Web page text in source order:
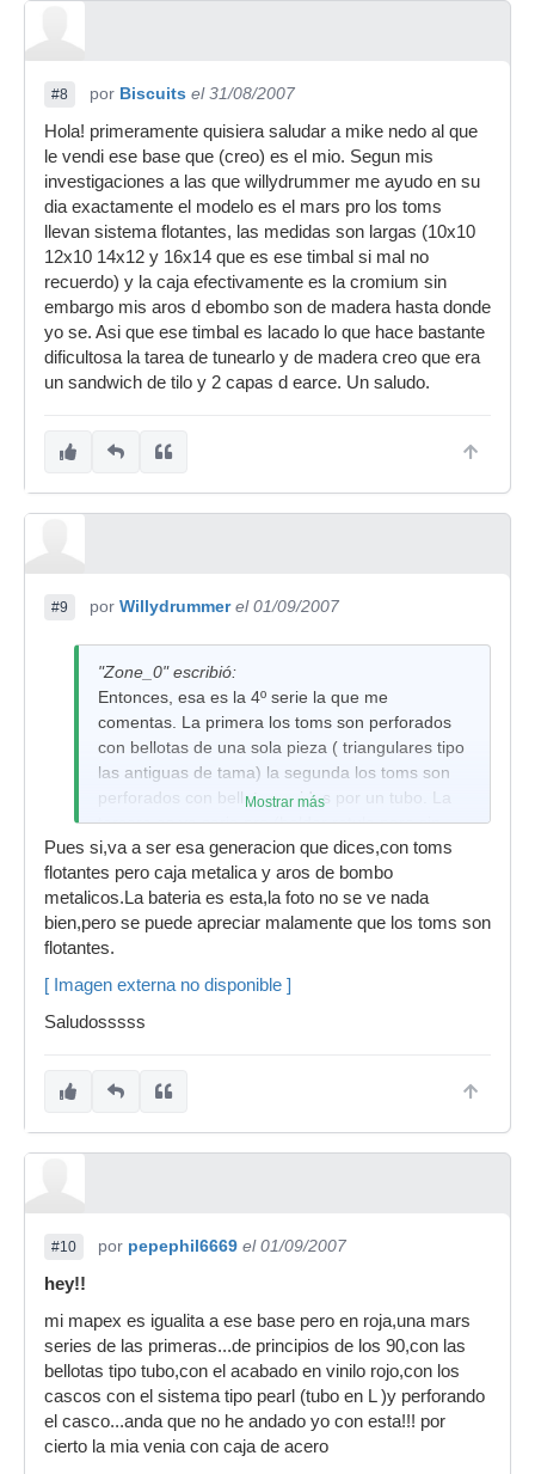
#8 por Biscuits el 31/08/2007
Hola! primeramente quisiera saludar a mike nedo al que
le vendi ese base que (creo) es el mio. Segun mis
investigaciones a las que willydrummer me ayudo en su
dia exactamente el modelo es el mars pro los toms
llevan sistema flotantes, las medidas son largas (10x10
12x10 14x12 y 16x14 que es ese timbal si mal no
recuerdo) y la caja efectivamente es la cromium sin
embargo mis aros d ebombo son de madera hasta donde
yo se. Asi que ese timbal es lacado lo que hace bastante
dificultosa la tarea de tunearlo y de madera creo que era
un sandwich de tilo y 2 capas d earce. Un saludo.
#9 por Willydrummer el 01/09/2007
"Zone_0" escribió:
Entonces, esa es la 4º serie la que me
comentas. La primera los toms son perforados
con bellotas de una sola pieza ( triangulares tipo
las antiguas de tama) la segunda los toms son
perforados con bellotas unidas por un tubo. La
tercera es ya serie pro (holder rotula pero sin
rims flotantes y lacada). La cuarta lleva rims
flotantes y ya pertenece a la serie pro-m/b (en
esa es en la que los timbales van sujetos en un
holder enganchado a las bellotas tubulares). Y
sera esa la que dices por tener la chromiun de
siguientes son variaciones de la misma anterior,
pero ya con caja y aros de madera, pero sin
pro mbp5, que tengo que sacarla de un dvd y
puede desgarrarse la madera por el pegamento.
Mostrar más
Pues si,va a ser esa generacion que dices,con toms
flotantes pero caja metalica y aros de bombo
metalicos.La bateria es esta,la foto no se ve nada
bien,pero se puede apreciar malamente que los toms son
flotantes.
[ Imagen externa no disponible ]
Saludosssss
#10 por pepephil6669 el 01/09/2007
hey!!
mi mapex es igualita a ese base pero en roja,una mars
series de las primeras...de principios de los 90,con las
bellotas tipo tubo,con el acabado en vinilo rojo,con los
cascos con el sistema tipo pearl (tubo en L )y perforando
el casco...anda que no he andado yo con esta!!! por
cierto la mia venia con caja de acero